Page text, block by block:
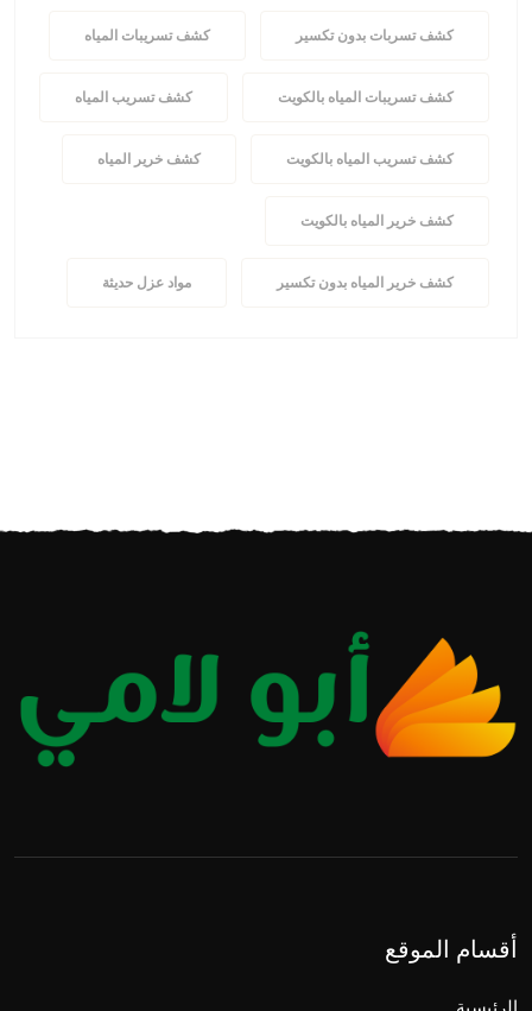
كشف تسربات بدون تكسير كشف تسريبات المياه
كشف تسريبات المياه بالكويت كشف تسريب المياه
كشف تسريب المياه بالكويت كشف خرير المياه
كشف خرير المياه بالكويت
كشف خرير المياه بدون تكسير مواد عزل حديثة
أقسام الموقع